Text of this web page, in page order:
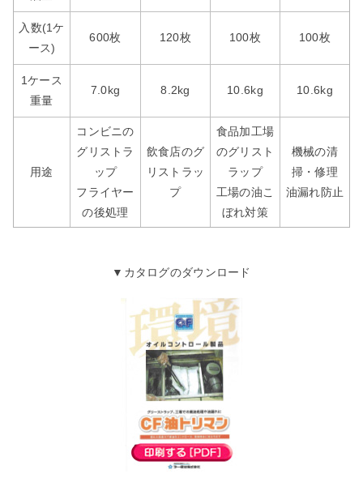
入数(1ケ
ース)
600枚 120枚 100枚 100枚
1ケース
重量
7.0kg 8.2kg 10.6kg 10.6kg
用途
コンビニの
グリストラ
ップ
フライヤー
の後処理
飲食店のグ
リストラッ
プ
食品加工場
のグリスト
ラップ
工場の油こ
ぼれ対策
機械の清
掃・修理
油漏れ防止
▼カタログのダウンロード